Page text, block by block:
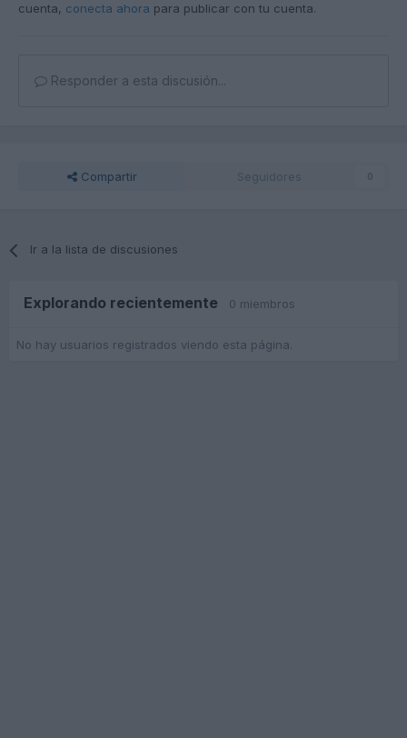
cuenta, conecta ahora para publicar con tu cuenta.
Responder a esta discusión...
Compartir Seguidores 0
Ir a la lista de discusiones
Explorando recientemente 0 miembros
No hay usuarios registrados viendo esta página.